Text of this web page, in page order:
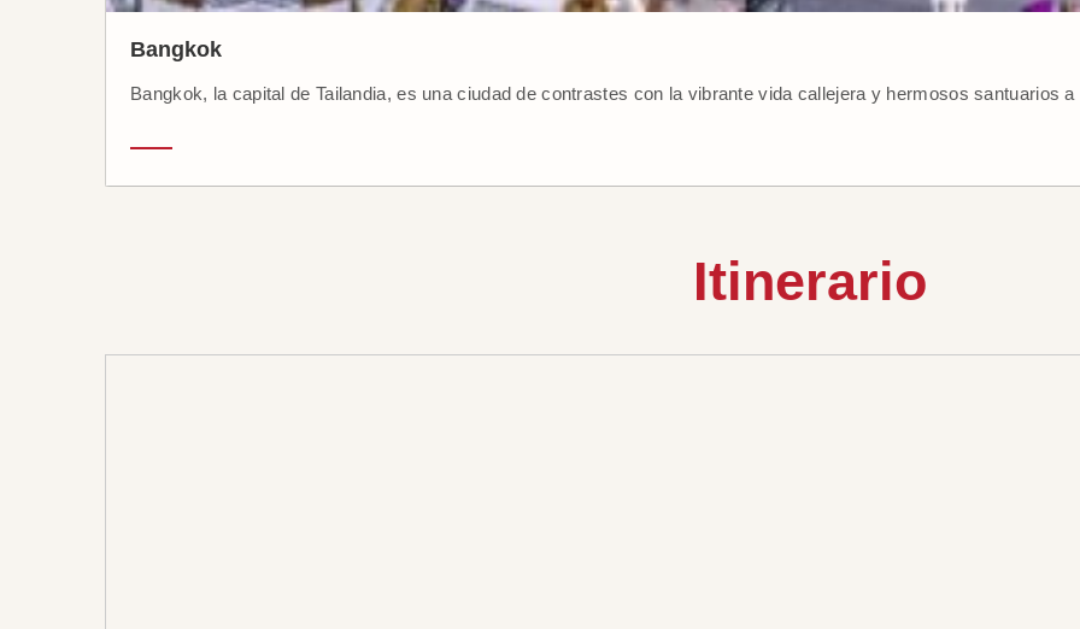
Bangkok
Bangkok, la capital de Tailandia, es una ciudad de contrastes con la vibrante vida callejera y hermosos santuarios
Itinerario